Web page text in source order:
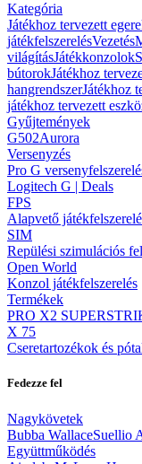
Kategória
Játékhoz tervezett
játékfelszerelésVezetés
világításJátékkonzolok
bútorokJátékhoz
hangrendszerJátékhoz
játékhoz tervezett
Gyűjtemények
G502Aurora
Versenyzés
Pro G
Logitech G | Deals
FPS
Alapvető
SIM
Repülési szimulációs
Open World
Konzol játékfelszerelés
Termékek
PRO X2
X 75
Cseretartozékok és
Fedezze fel
Nagykövetek
Bubba WallaceSuellio
Együttműködés